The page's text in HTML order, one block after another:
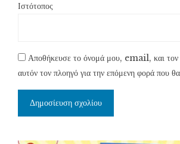
Ιστότοπος
Αποθήκευσε το όνομά μου, email, και τον
αυτόν τον πλοηγό για την επόμενη φορά που